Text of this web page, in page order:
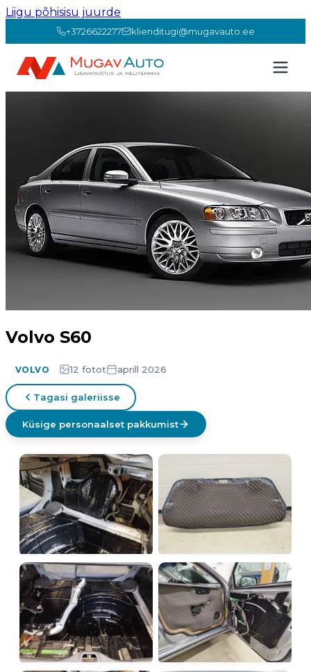
Liigu põhisisu juurde
+3726622277 klienditugi@mugavauto.ee
Volvo S60
VOLVO 12 fotot aprill 2026
Tagasi galeriisse
Küsige personaalset pakkumist